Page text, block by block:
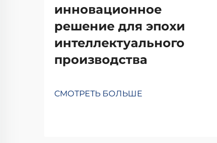
инновационное
решение для эпохи
интеллектуального
производства
СМОТРЕТЬ БОЛЬШЕ